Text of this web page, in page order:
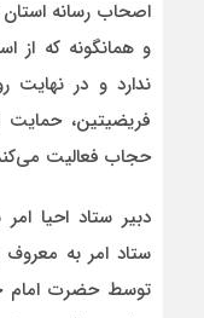
اصحاب رسانه
و همانگونه که
ندارد و در نهایت
فریضیتین،
حجاب فعالیت
دبیر ستاد احیا
توسط حضرت امام